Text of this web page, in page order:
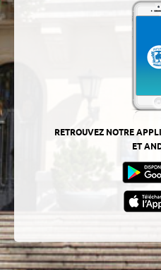
RETROUVEZ NOTRE
ET